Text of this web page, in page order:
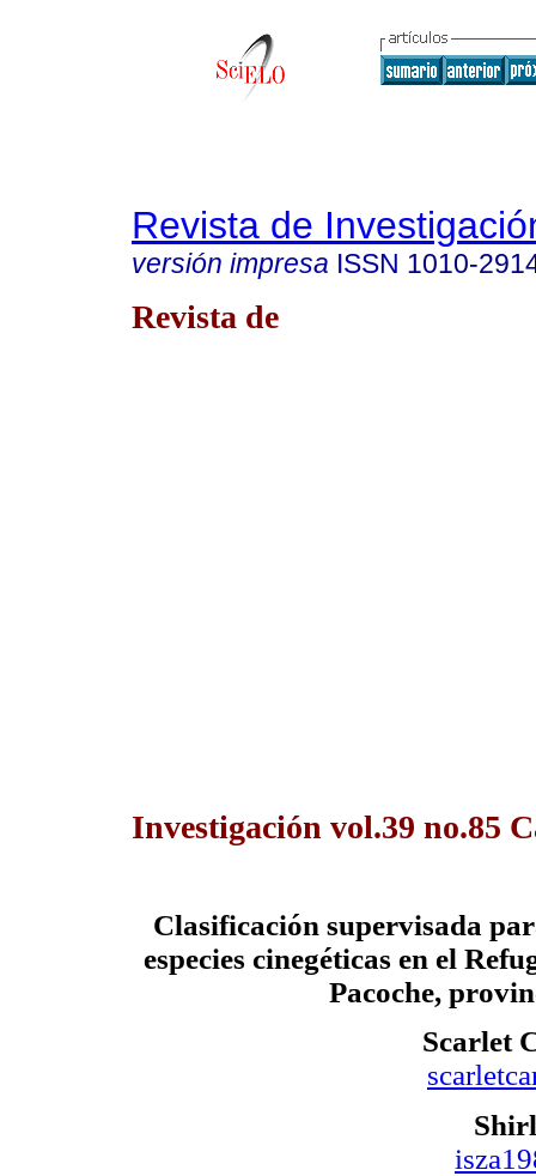
Revista de
versión impresa ISSN 1010-
Revista de
Investigación vol.39 no.85
Clasificación supervisada
especies cinegéticas en el
Pacoche,
Scarlet